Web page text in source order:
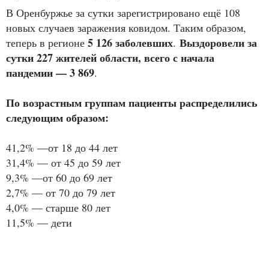
В Оренбуржье за сутки зарегистрировано ещё 108
новых случаев заражения ковидом. Таким образом,
теперь в регионе 5 126 заболевших. Выздоровели за
сутки 227 жителей области, всего с начала
пандемии — 3 869.
По возрастным группам пациенты распределились
следующим образом:
41,2% —от 18 до 44 лет
31,4% — от 45 до 59 лет
9,3% —от 60 до 69 лет
2,7% — от 70 до 79 лет
4,0% — старше 80 лет
11,5% — дети